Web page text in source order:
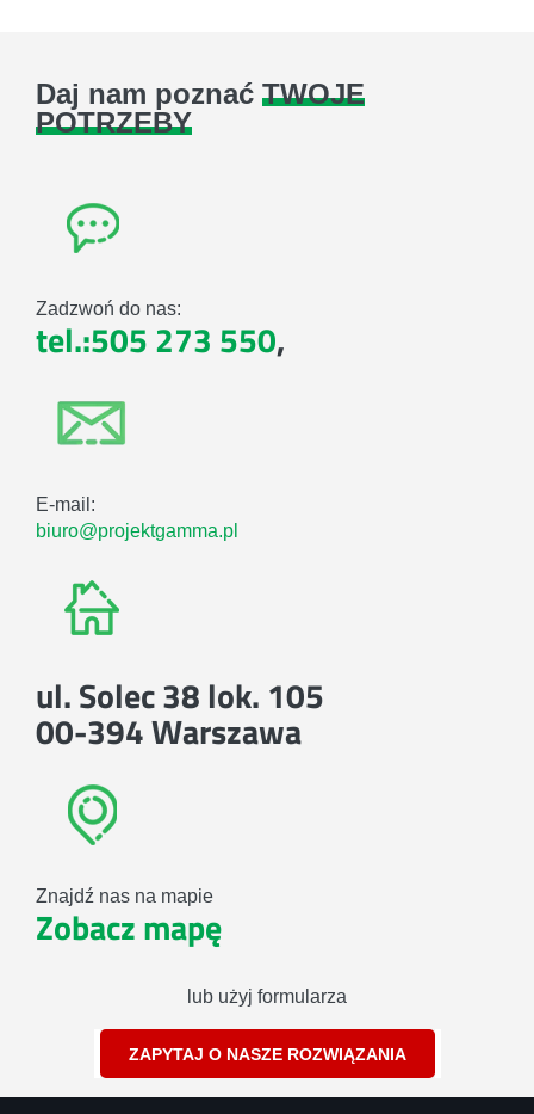
Daj nam poznać TWOJE
POTRZEBY
Zadzwoń do nas:
tel.:505 273 550,
E-mail:
biuro@projektgamma.pl
ul. Solec 38 lok. 105
00-394 Warszawa
Znajdź nas na mapie
Zobacz mapę
lub użyj formularza
ZAPYTAJ O NASZE ROZWIĄZANIA